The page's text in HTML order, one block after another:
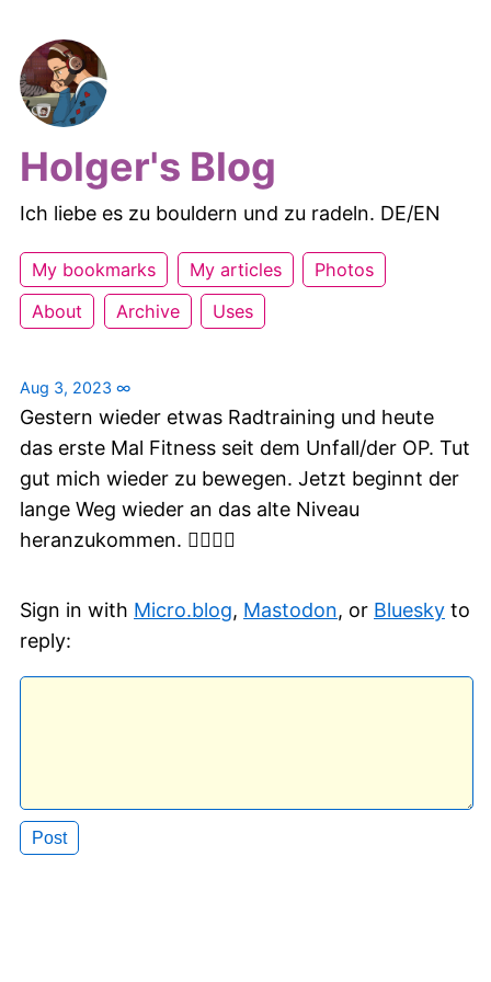
Holger's Blog
Ich liebe es zu bouldern und zu radeln. DE/EN
My bookmarks My articles
Photos
About
Archive Uses
Aug 3, 2023 ∞
Gestern wieder etwas Radtraining und heute
das erste Mal Fitness seit dem Unfall/der OP. Tut
gut mich wieder zu bewegen. Jetzt beginnt der
lange Weg wieder an das alte Niveau
heranzukommen. 🚴‍♂️🏋️‍♂️
Sign in with Micro.blog, Mastodon, or Bluesky to
reply: